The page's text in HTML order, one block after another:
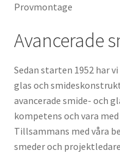
Provmontage
Avancerade
Sedan starten 1952 har
glas och
avancerade smide- och
kompetens och vara
Tillsammans med våra
smeder och